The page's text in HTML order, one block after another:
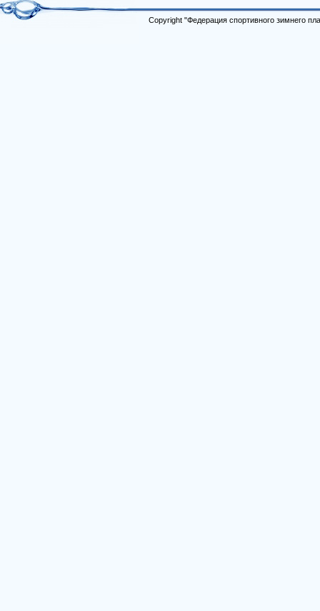
Copyright "Федерация спортивного зимнего